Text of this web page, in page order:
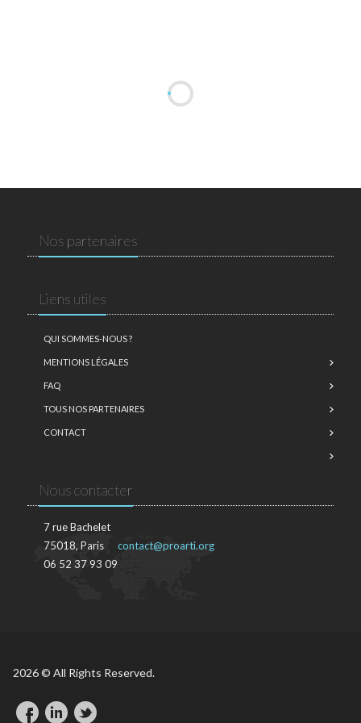
Nos partenaires
Liens utiles
QUI SOMMES-NOUS ?
MENTIONS LÉGALES
FAQ
TOUS NOS PARTENAIRES
CONTACT
Nous contacter
7 rue Bachelet
75018, Paris
06 52 37 93 09
contact@proarti.org
2026 © All Rights Reserved.